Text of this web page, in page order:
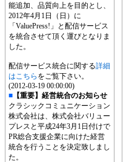
能追加、品質向上を目的とし、
2012年4月1日（日）に
「ValuePress!」と配信サービス
を統合させて頂く運びとなりま
した。
配信サービス統合に関する詳細
はこちら をご覧下さい。
(2012-03-19 00:00:00)
■ 【重要】経営統合のお知らせ
クラシックコミュニケーション
株式会社は、株式会社バリュー
プレスと平成24年3月1日付けで
PR総合支援企業に向けた経営
統合を行うことを決定致しまし
た。